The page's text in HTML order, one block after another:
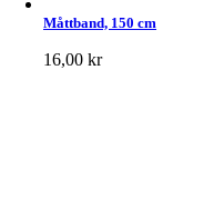
Måttband, 150 cm
16,00kr